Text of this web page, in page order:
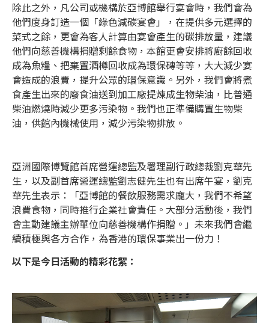
除此之外，凡公司或機構於亞博館舉行宴會時，我們會為
他們度身訂造一個「綠色減碳宴會」，在提供多元選擇的
菜式之餘，更會為客人計算由宴會產生的碳排放量，建議
他們向慈善機構捐贈剩餘食物，本館更會安排將廚餘回收
成為魚糧、把棄置酒樽回收成為環保磚等等，大大減少宴
會造成的浪費，提升公眾的環保意識。另外，我們會將煮
食產生出來的廢食油送到加工廠提煉成生物柴油，比普通
柴油燃燒時減少更多污染物。我們也正準備購置生物柴
油，供館內機械使用，減少污染物排放。
亞洲國際博覽館首席營運總監及署理副行政總裁劉克華先
生，以及副首席營運總監劉志健先生也有出席午宴，劉克
華先生表示：「亞博館的餐飲服務需求龐大，我們不希望
浪費食物，同時推行企業社會責任。大部分活動後，我們
會主動建議主辦單位向慈善機構作捐贈。」未來我們會繼
續積極與各方合作，為香港的環保事業出一份力！
以下是今日活動的精彩花絮：